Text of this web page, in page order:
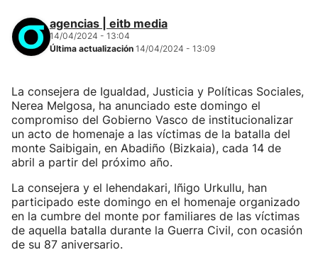
agencias | eitb media
14/04/2024 - 13:04
Última actualización 14/04/2024 - 13:09
La consejera de Igualdad, Justicia y Políticas Sociales,
Nerea Melgosa, ha anunciado este domingo el
compromiso del Gobierno Vasco de institucionalizar
un acto de homenaje a las víctimas de la batalla del
monte Saibigain, en Abadiño (Bizkaia), cada 14 de
abril a partir del próximo año.
La consejera y el lehendakari, Iñigo Urkullu, han
participado este domingo en el homenaje organizado
en la cumbre del monte por familiares de las víctimas
de aquella batalla durante la Guerra Civil, con ocasión
de su 87 aniversario.